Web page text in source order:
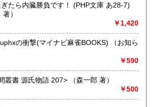
たら内臓勝負です！ (PHP文庫 あ28-7)
）
￥1,420
の衝撃(マイナビ麻雀BOOKS) （お知ら
￥590
源氏物語考論<笠間叢書 源氏物語 207> （森一郎 著）
￥500